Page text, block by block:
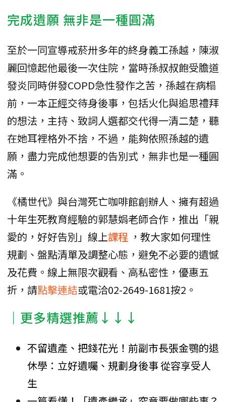
完成遺願 無非是一種圓滿
至於一同宣導戒菸卅多年的終身義工孫越，陳淑
麗回憶起他最後一次住院，當時孫叔叔飽受膽道
發炎同時併發COPD急性發作之苦，孫越在病榻
前，一本正經交待身後事，包括火化與追思禮拜
的想法，主持、致詞人選都交代得一清二楚，聽
在她耳裡格外不捨，不過，能夠依照孫越的遺
願，盡力完成他想要的告別式，無非也是一種圓
滿。
《橘世代》與台灣死亡咖啡館創辦人、擁有超過
十年生死教育經驗的郭慧娟老師合作，推出「親
愛的，好好告別」線上課程 ，教大家如何理性
規劃、盤點清單及調整心態，避免不必要的遺憾
及花費。線上無限次觀看、高私密性，優惠五
折，請點擊連結或電洽02-2649-1681按2。
│更多精選推薦↓↓↓
不留遺產、把錢花光！前副市長張金鶚的退
休學：立好遺囑、規劃身後事 從容享受人
生